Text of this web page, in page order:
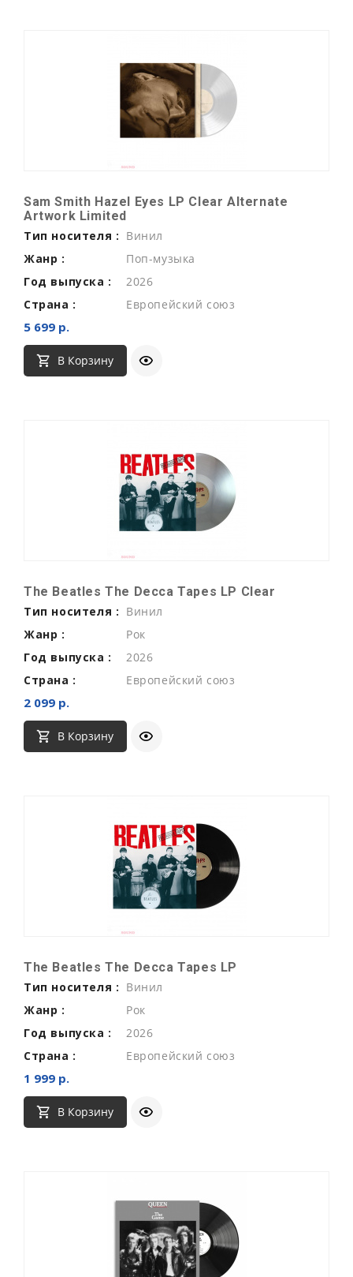
Sam Smith Hazel Eyes LP Clear Alternate
Artwork Limited
Тип носителя : Винил
Жанр :
Поп-музыка
Год выпуска :
2026
Страна :
Европейский союз
5 699 р.
В Корзину
The Beatles The Decca Tapes LP Clear
Тип носителя : Винил
Жанр :
Рок
Год выпуска :
2026
Страна :
Европейский союз
2 099 р.
В Корзину
The Beatles The Decca Tapes LP
Тип носителя : Винил
Жанр :
Рок
Год выпуска :
2026
Страна :
Европейский союз
1 999 р.
В Корзину